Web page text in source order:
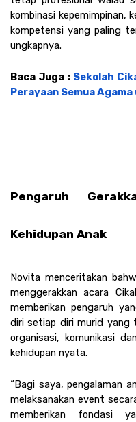
kombinasi kepemimpinan,
kompetensi yang paling
ungkapnya.
Baca Juga : Sekolah
Perayaan Semua
Pengaruh
Kehidupan Anak
Novita menceritakan
menggerakkan acara
memberikan pengaruh
diri setiap diri murid yang
organisasi, komunikasi
kehidupan nyata.
“Bagi saya, pengalaman
melaksanakan event
memberikan fondasi